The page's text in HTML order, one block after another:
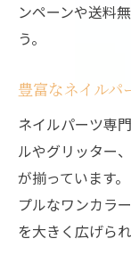
ンペーンや送料
う。
豊富なネイルパ
ネイルパーツ専
ルやグリッター
が揃っています
プルなワンカラ
を大きく広げられ